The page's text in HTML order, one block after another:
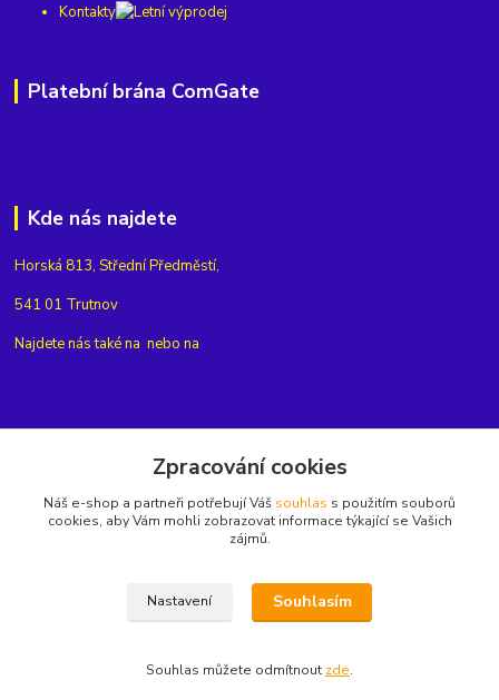
Kontakty
Platební brána ComGate
Kde nás najdete
Horská 813, Střední Předměstí,
541 01 Trutnov
Najdete nás také na nebo na
+420775654704
Zpracování cookies
Náš e-shop a partneři potřebují Váš souhlas s použitím souborů
cookies, aby Vám mohli zobrazovat informace týkající se Vašich
zájmů.
Nastavení Souhlasím
Souhlas můžete odmítnout zde.